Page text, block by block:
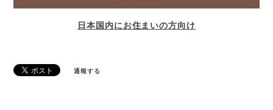
日本国内にお住まいの方向け
通報する